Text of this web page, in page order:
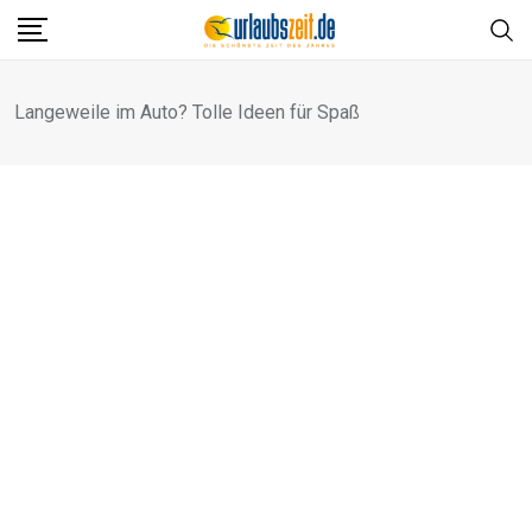
Skip
Langeweile im Auto? Tolle Ideen für Spaß